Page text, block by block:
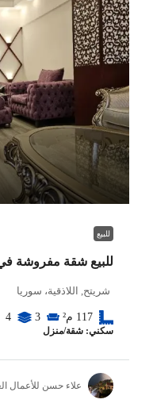
للبيع
للبيع شقة مفروشة
شريتح, اللاذقية، سوريا
117 م² 3
4
سكني: شقة/منزل
علاء حسن للأعمال